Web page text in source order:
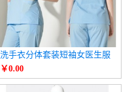
洗手衣分体套装短袖女医生服
￥0.00